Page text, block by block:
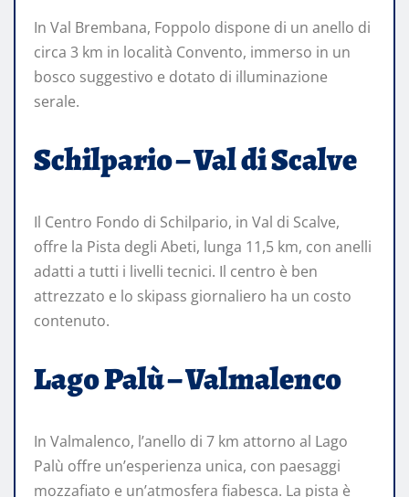
In Val Brembana, Foppolo dispone di un anello di
circa 3 km in località Convento, immerso in un
bosco suggestivo e dotato di illuminazione
serale.
Schilpario – Val di Scalve
Il Centro Fondo di Schilpario, in Val di Scalve,
offre la Pista degli Abeti, lunga 11,5 km, con anelli
adatti a tutti i livelli tecnici. Il centro è ben
attrezzato e lo skipass giornaliero ha un costo
contenuto.
Lago Palù – Valmalenco
In Valmalenco, l’anello di 7 km attorno al Lago
Palù offre un’esperienza unica, con paesaggi
mozzafiato e un’atmosfera fiabesca. La pista è